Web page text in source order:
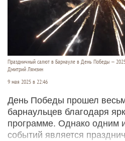
Праздничный салют в Барнауле в День Победы —
Дмитрий Лямзин
9 мая 2025 в 22:46
День Победы прошел
барнаульцев благодаря
программе. Однако одним
событий является